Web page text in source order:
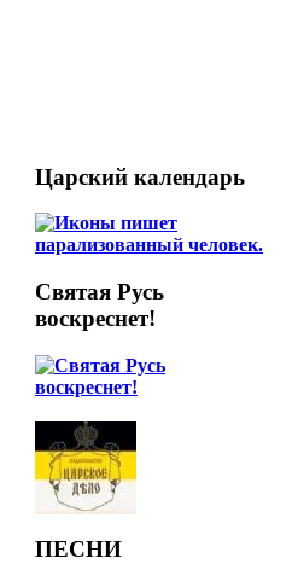
Царский календарь
Святая Русь
воскреснет!
ПЕСНИ